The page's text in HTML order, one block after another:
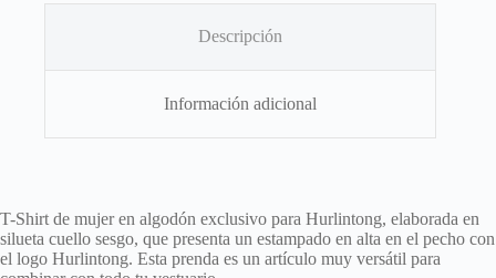
Descripción
Información adicional
T-Shirt de mujer en algodón exclusivo para Hurlintong, elaborada en
silueta cuello sesgo, que presenta un estampado en alta en el pecho con
el logo Hurlintong. Esta prenda es un artículo muy versátil para